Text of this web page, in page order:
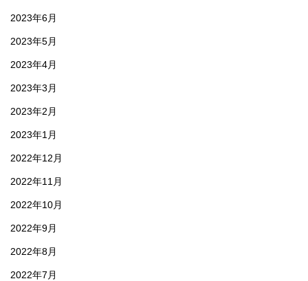
2023年6月
2023年5月
2023年4月
2023年3月
2023年2月
2023年1月
2022年12月
2022年11月
2022年10月
2022年9月
2022年8月
2022年7月